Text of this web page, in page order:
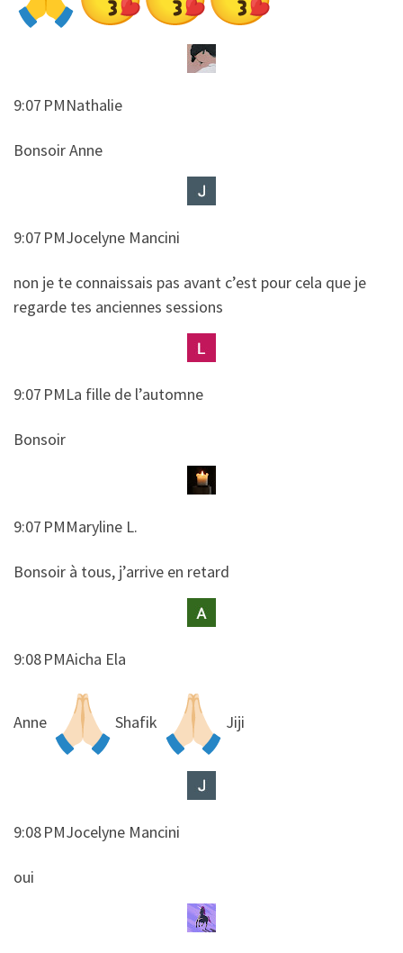
9:07 PMNathalie
​​Bonsoir Anne
9:07 PMJocelyne Mancini
​​non je te connaissais pas avant c’est pour cela que je
regarde tes anciennes sessions
9:07 PMLa fille de l’automne
​​Bonsoir
9:07 PMMaryline L.
​​Bonsoir à tous, j’arrive en retard
9:08 PMAicha Ela
​​Anne Shafik Jiji
9:08 PMJocelyne Mancini
​​oui